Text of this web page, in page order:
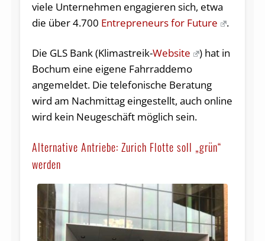
viele Unternehmen engagieren sich, etwa
die über 4.700 Entrepreneurs for Future .
Die GLS Bank (Klimastreik-Website
) hat in
Bochum eine eigene Fahrraddemo
angemeldet. Die telefonische Beratung
wird am Nachmittag eingestellt, auch online
wird kein Neugeschäft möglich sein.
Alternative Antriebe: Zurich Flotte soll „grün“
werden